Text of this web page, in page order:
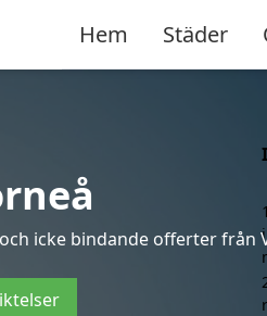
Hem Städer
icke bindande offerter från
1